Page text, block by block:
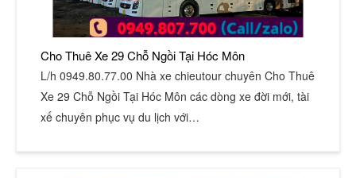
Cho Thuê Xe 29 Chỗ Ngồi Tại Hóc Môn
L/h 0949.80.77.00 Nhà xe chieutour chuyên Cho Thuê
Xe 29 Chỗ Ngồi Tại Hóc Môn các dòng xe đời mới, tài
xế chuyên phục vụ du lịch với…